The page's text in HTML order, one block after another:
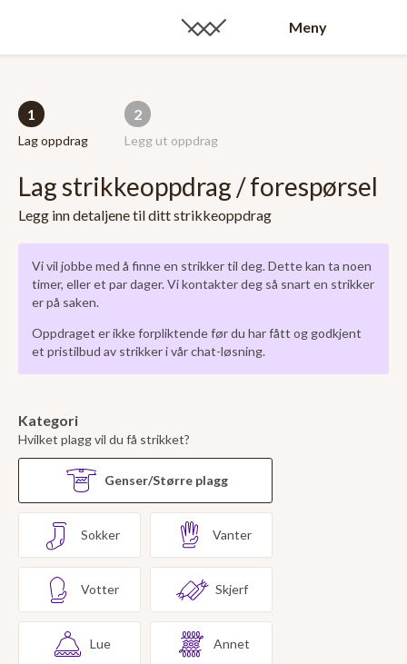
Meny
1
Lag oppdrag
2
Legg ut oppdrag
Lag strikkeoppdrag / forespørsel
Legg inn detaljene til ditt strikkeoppdrag
Vi vil jobbe med å finne en strikker til deg. Dette kan ta noen
timer, eller et par dager. Vi kontakter deg så snart en strikker
er på saken.
Oppdraget er ikke forpliktende før du har fått og godkjent
et pristilbud av strikker i vår chat-løsning.
Kategori
Hvilket plagg vil du få strikket?
Genser/Større plagg
Sokker Vanter
Votter Skjerf
Lue Annet